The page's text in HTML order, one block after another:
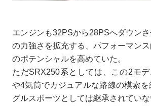
エンジンも32PSから28PSへダウン
の力強さを拡充する、パフォーマン
のポテンシャルを高めていた。
ただSRX250系としては、この2モ
や4気筒でカジュアルな路線の模索
グルスポーツとしては継承されていな